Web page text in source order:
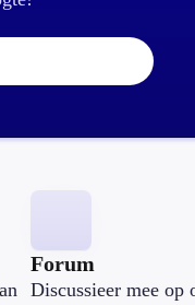
Forum
Discussieer mee op